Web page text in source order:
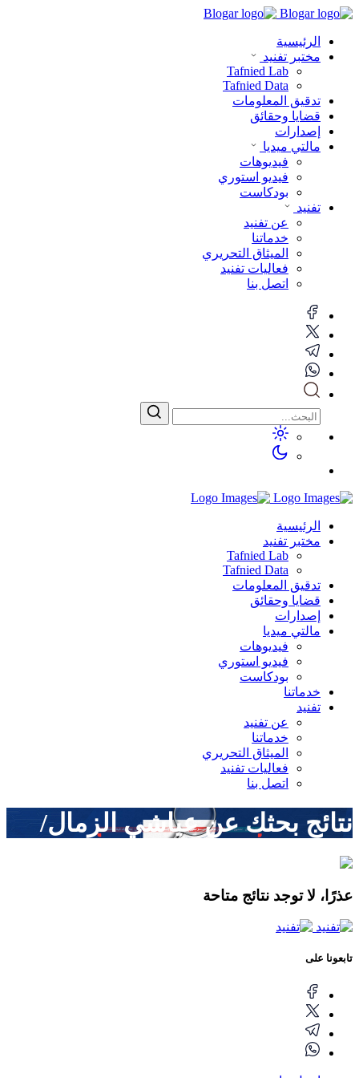
الرئيسية
مختبر تفنيد
Tafnied Lab
Tafnied Data
تدقيق المعلومات
قضايا وحقائق
إصدارات
مالتي ميديا
فيديوهات
فيديو استوري
بودكاست
تفنيد
عن تفنيد
خدماتنا
الميثاق التحريري
فعاليات تفنيد
اتصل بنا
الرئيسية
مختبر تفنيد
Tafnied Lab
Tafnied Data
تدقيق المعلومات
قضايا وحقائق
إصدارات
مالتي ميديا
فيديوهات
فيديو استوري
بودكاست
خدماتنا
تفنيد
عن تفنيد
خدماتنا
الميثاق التحريري
فعاليات تفنيد
اتصل بنا
نتائج بحثك عنعياشي الزمال/
عذرًا، لا توجد نتائج متاحة
تابعونا على